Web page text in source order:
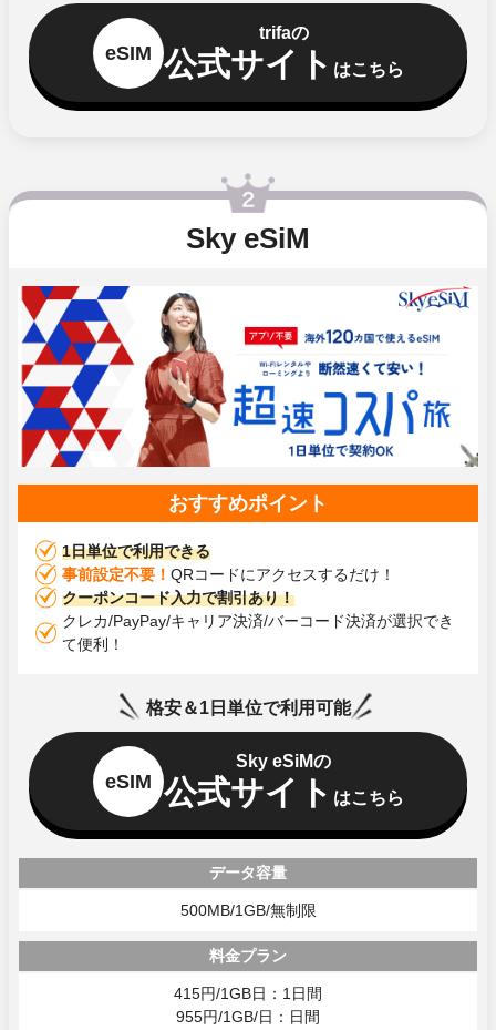
eSIM
trifaの
公式サイト はこちら
Sky eSiM
おすすめポイント
1日単位で利用できる
事前設定不要！ QRコードにアクセスするだけ！
クーポンコード入力で割引あり！
クレカ/PayPay/キャリア決済/バーコード決済が選択でき
て便利！
格安＆1日単位で利用可能
eSIM
Sky eSiMの
公式サイト はこちら
データ容量
500MB/1GB/無制限
料金プラン
415円/1GB日：1日間
955円/1GB/日：日間